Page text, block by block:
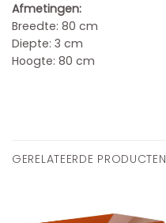
Afmetingen:
Breedte: 80 cm
Diepte: 3 cm
Hoogte: 80 cm
GERELATEERDE PRODUCTEN